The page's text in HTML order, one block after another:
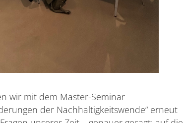
wir mit dem Master-Seminar
der Nachhaltigkeitswende“ erneut